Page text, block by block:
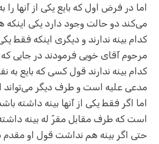
اما در فرض اول که بایع یکی از
می‌کند دو حالت وجود دارد یکی اینکه
کدام بینه ندارند و دیگری اینکه فقط یکی
مرحوم آقای خویی فرمودند در جایی که
کدام بینه ندارند قول کسی که بایع
مدعی علیه است و طرف دیگر می‌تواند
اما اگر فقط یکی از آنها بینه داشته
است که طرف مقابل مقرّ‌ له بینه
حتی اگر بینه هم نداشت قول او مقدم